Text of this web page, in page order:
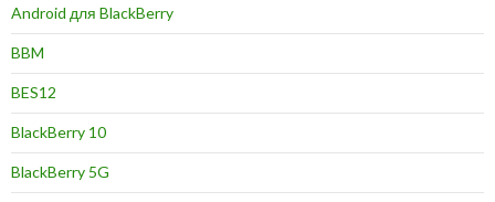
Android для BlackBerry
BBM
BES12
BlackBerry 10
BlackBerry 5G